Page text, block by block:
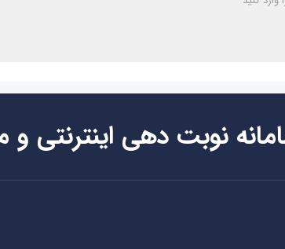
نوبت دهی اینترنتی و